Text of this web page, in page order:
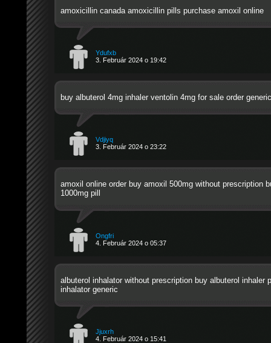
amoxicillin canada amoxicillin pills purchase amoxil online
Ydufxb
3. Február 2024 o 19:42
buy albuterol 4mg inhaler ventolin 4mg for saleorder
Vdjiyq
3. Február 2024 o 23:22
amoxil online order buy amoxil 500mg without prescription
1000mg pill
Ongfri
4. Február 2024 o 05:37
albuterol inhalator without prescription buy albuterol inhaler
inhalator generic
Jjuxrh
4. Február 2024 o 15:41